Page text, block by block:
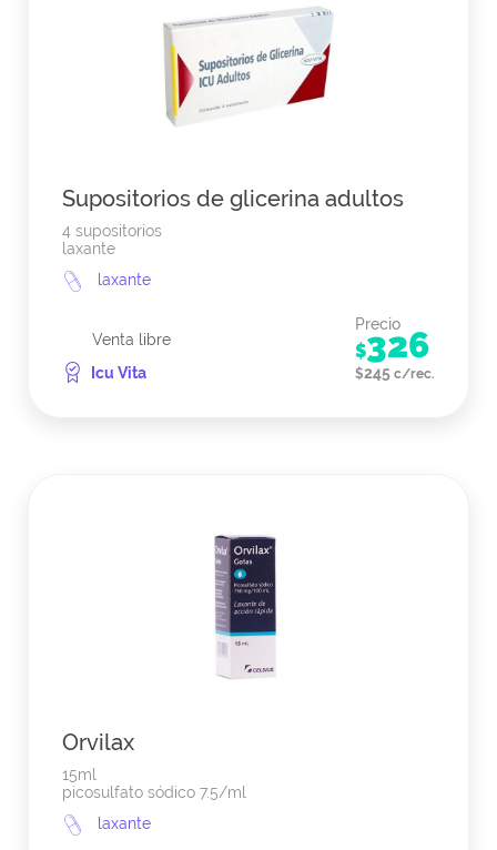
Supositorios de glicerina adultos
4 supositorios
laxante
laxante
Venta libre
Icu Vita
Precio
$326
$245 c/rec.
Orvilax
15ml
picosulfato sódico 7.5/ml
laxante